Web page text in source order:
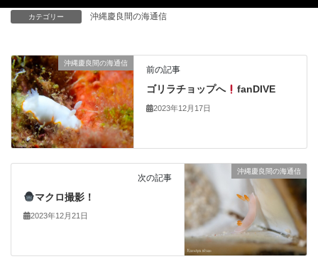
カテゴリー 沖縄慶良間の海通信
沖縄慶良間の海通信
前の記事
ゴリラチョップへ fanDIVE
2023年12月17日
沖縄慶良間の海通信
次の記事
マクロ撮影！
2023年12月21日